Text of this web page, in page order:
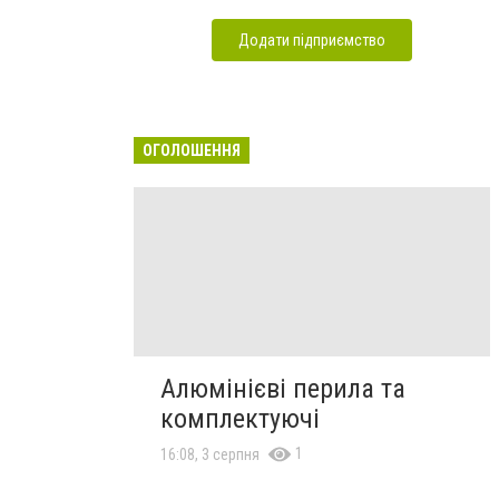
Додати підприємство
ОГОЛОШЕННЯ
Алюмінієві перила та
комплектуючі
16:08, 3 серпня 1